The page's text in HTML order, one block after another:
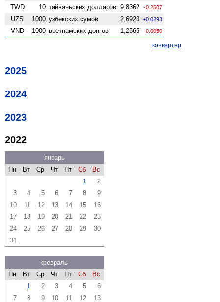
TWD 10 тайваньских долларов 9,8362 -0.2507
UZS 1000 узбекских сумов 2,6923 +0.0293
VND 1000 вьетнамских донгов 1,2565 -0.0050
конвертер
2025
2024
2023
2022
январь
Пн
Вт Ср Чт Пт Сб
Вс
1
2
3
4 5 6 7 8
9
10
11 12 13 14 15
16
17
18 19 20 21 22
23
24
25 26 27 28 29
30
31
февраль
Пн
Вт Ср Чт Пт Сб
Вс
1
2 3 4 5
6
7
8 9 10 11 12
13